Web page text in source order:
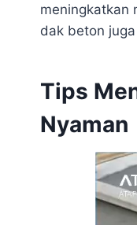
meningkatkan
dak beton
Tips
Nyaman